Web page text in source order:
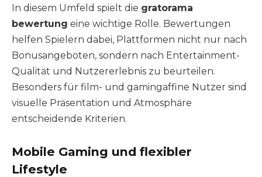
In diesem Umfeld spielt die gratorama
bewertung eine wichtige Rolle. Bewertungen
helfen Spielern dabei, Plattformen nicht nur nach
Bonusangeboten, sondern nach Entertainment-
Qualität und Nutzererlebnis zu beurteilen.
Besonders für film- und gamingaffine Nutzer sind
visuelle Präsentation und Atmosphäre
entscheidende Kriterien.
Mobile Gaming und flexibler
Lifestyle